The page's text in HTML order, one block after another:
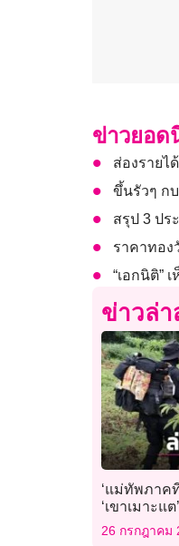
ข่าวยอ
ส่องรายไ
ขึ้นรัวๆ ก
สรุป 3 ปร
ราคาทอง
“เอกนิติ”
ข่าวล่า
‘แม่ทัพภาค
‘เขาเมาะแ
26 กรกฎาคม